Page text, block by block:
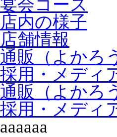
宴会コース
店内の様子
店舗情報
通販（よかろ
採用・メディ
通販（よかろ
採用・メディ
aaaaaa